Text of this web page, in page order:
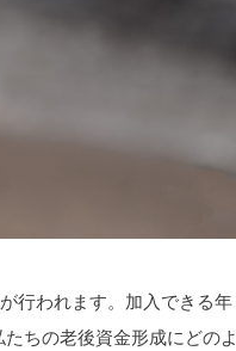
が行われます。加入できる年
ちの老後資金形成にどのよ